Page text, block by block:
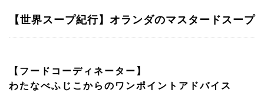
【世界スープ紀行】オランダのマスタードスープ
【フードコーディネーター】
わたなべふじこからのワンポイントアドバイス